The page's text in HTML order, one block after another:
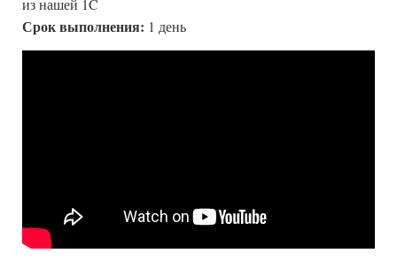
из нашей 1C
Срок выполнения: 1 день